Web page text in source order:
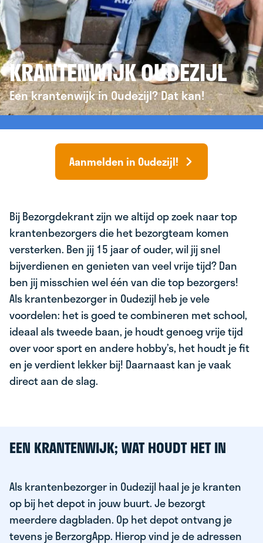
KRANTENWIJK OUDEZIJL
Een krantenwijk in Oudezijl? Dat kan!
Aanmelden in Oudezijl!
Bij Bezorgdekrant zijn we altijd op zoek naar top
krantenbezorgers die het bezorgteam komen
versterken. Ben jij 15 jaar of ouder, wil jij snel
bijverdienen en genieten van veel vrije tijd? Dan
ben jij misschien wel één van die top bezorgers!
Als krantenbezorger in Oudezijl heb je vele
voordelen: het is goed te combineren met school,
ideaal als tweede baan, je houdt genoeg vrije tijd
over voor sport en andere hobby’s, het houdt je fit
en je verdient lekker bij! Daarnaast kan je vaak
direct aan de slag.
EEN KRANTENWIJK; WAT HOUDT HET IN
Als krantenbezorger in Oudezijl haal je je kranten
op bij het depot in jouw buurt. Je bezorgt
meerdere dagbladen. Op het depot ontvang je
tevens je BerzorgApp. Hierop vind je de adressen